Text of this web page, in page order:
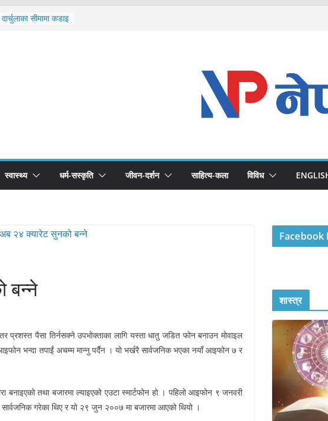
सीमामा कडाइ
स्वास्थ्य धर्म-सस्कृति जीवन-दर्शन साहित्य-कला विविध
बन्ने
पैसा तिर्नसक्ने उपभोक्ताका लागि यस्ता धातु जडित फोन बनाउन मोवाइल
भन्दा तपाईं अचम्म मान्नु पर्दैन । यो भर्खरै सार्वजनिक भएका नयाँ आइफोन ७ र
बनाइएको तथा बजारमा ल्याइएको एउटा स्मार्टफोन हो । पहिलो आइफोन ९ जनवरी
गरेका थिए र यो २९ जुन २००७ मा बजारमा आएको थियो ।
Facebook
शास्त्र